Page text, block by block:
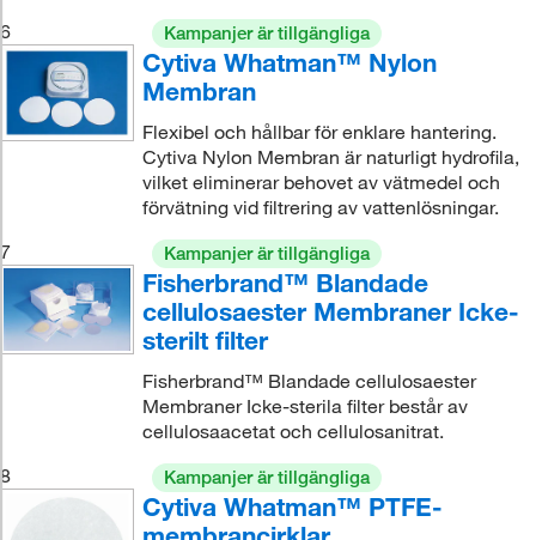
6
Kampanjer är tillgängliga
Cytiva Whatman™ Nylon
Membran
Flexibel och hållbar för enklare hantering.
Cytiva Nylon Membran är naturligt hydrofila,
vilket eliminerar behovet av vätmedel och
förvätning vid filtrering av vattenlösningar.
7
Kampanjer är tillgängliga
Fisherbrand™ Blandade
cellulosaester Membraner Icke-
sterilt filter
Fisherbrand™ Blandade cellulosaester
Membraner Icke-sterila filter består av
cellulosaacetat och cellulosanitrat.
8
Kampanjer är tillgängliga
Cytiva Whatman™ PTFE-